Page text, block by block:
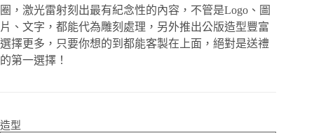
圈，激光雷射刻出最有紀念性的內容，不管是Logo、圖
片、文字，都能代為雕刻處理，另外推出公版造型豐富
選擇更多，只要你想的到都能客製在上面，絕對是送禮
的第一選擇！
造型